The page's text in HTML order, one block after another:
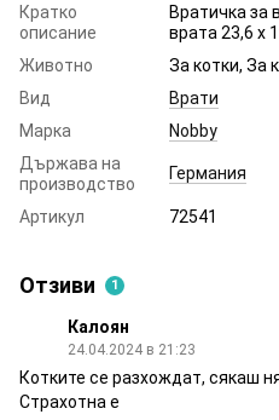
Кратко
описание
Вратичка за
врата 23,6 х
Животно
За котки, За
Вид
Врати
Марка
Nobby
Държава на
производство
Германия
Артикул 72541
Отзиви 1
Калоян
24.04.2024 в 21:23
Котките се разхождат, сякаш
Страхотна е